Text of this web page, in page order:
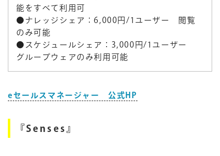
能をすべて利用可
●ナレッジシェア：6,000円/1ユーザー 閲覧
のみ可能
●スケジュールシェア：3,000円/1ユーザー
グループウェアのみ利用可能
eセールスマネージャー 公式HP
『Senses』